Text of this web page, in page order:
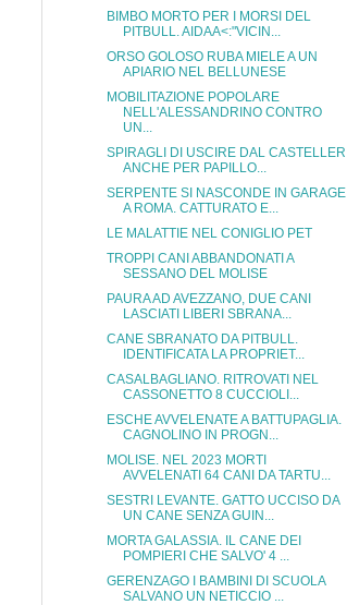
BIMBO MORTO PER I MORSI DEL
PITBULL. AIDAA<:"VICIN...
ORSO GOLOSO RUBA MIELE A UN
APIARIO NEL BELLUNESE
MOBILITAZIONE POPOLARE
NELL'ALESSANDRINO CONTRO
UN...
SPIRAGLI DI USCIRE DAL CASTELLER
ANCHE PER PAPILLO...
SERPENTE SI NASCONDE IN GARAGE
A ROMA. CATTURATO E...
LE MALATTIE NEL CONIGLIO PET
TROPPI CANI ABBANDONATI A
SESSANO DEL MOLISE
PAURA AD AVEZZANO, DUE CANI
LASCIATI LIBERI SBRANA...
CANE SBRANATO DA PITBULL.
IDENTIFICATA LA PROPRIET...
CASALBAGLIANO. RITROVATI NEL
CASSONETTO 8 CUCCIOLI...
ESCHE AVVELENATE A BATTUPAGLIA.
CAGNOLINO IN PROGN...
MOLISE. NEL 2023 MORTI
AVVELENATI 64 CANI DA TARTU...
SESTRI LEVANTE. GATTO UCCISO DA
UN CANE SENZA GUIN...
MORTA GALASSIA. IL CANE DEI
POMPIERI CHE SALVO' 4 ...
GERENZAGO I BAMBINI DI SCUOLA
SALVANO UN NETICCIO ...